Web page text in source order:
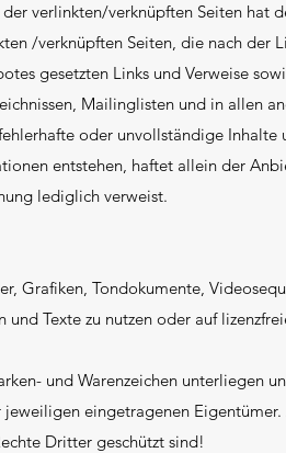
verlinkten/verknüpften Seiten hat
/verknüpften Seiten, die nach der
gesetzten Links und Verweise
Mailinglisten und in allen
oder unvollständige Inhalte
entstehen, haftet allein der
lediglich verweist.
Grafiken, Tondokumente,
Texte zu nutzen oder auf
und Warenzeichen unterliegen
eingetragenen
Dritter geschützt sind!